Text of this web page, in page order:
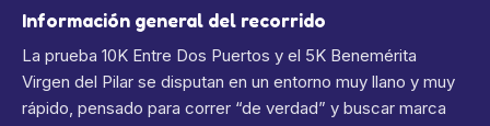
Información general del recorrido
La prueba 10K Entre Dos Puertos y el 5K Benemérita
Virgen del Pilar se disputan en un entorno muy llano y muy
rápido, pensado para correr “de verdad” y buscar marca